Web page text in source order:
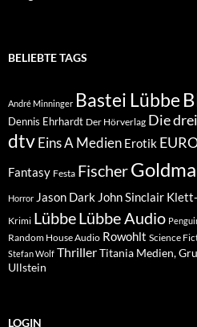
BELIEBTE TAGS
André Minninger Bastei Lübbe
Dennis Ehrhardt Der Hörverlag Die drei
dtvEins A Medien Erotik
Fantasy Festa Fischer
Horror Jason Dark John Sinclair
Krimi LübbeLübbe Audio
Random House Audio Rowohlt Science
Stefan Wolf ThrillerTitania Medien,
Ullstein
LOGIN